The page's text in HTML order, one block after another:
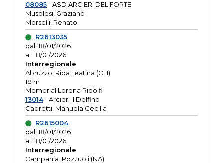
08085- ASD ARCIERI DEL FORTE
Musolesi, Graziano
Morselli, Renato
R2613035
dal: 18/01/2026
al: 18/01/2026
Interregionale
Abruzzo: Ripa Teatina (CH)
18 m
Memorial Lorena Ridolfi
13014- Arcieri Il Delfino
Capretti, Manuela Cecilia
R2615004
dal: 18/01/2026
al: 18/01/2026
Interregionale
Campania: Pozzuoli (NA)